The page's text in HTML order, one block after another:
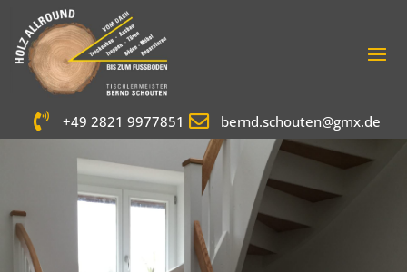
 +49 2821 9977851  bernd.schouten@gmx.de